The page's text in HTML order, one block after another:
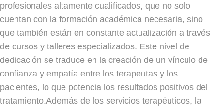
profesionales altamente cualificados, que no solo
cuentan con la formación académica necesaria, sino
que también están en constante actualización a través
de cursos y talleres especializados. Este nivel de
dedicación se traduce en la creación de un vínculo de
confianza y empatía entre los terapeutas y los
pacientes, lo que potencia los resultados positivos del
tratamiento.Además de los servicios terapéuticos, la